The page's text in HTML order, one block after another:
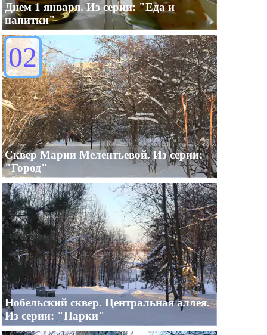
Днем 1 января. Из серии: "Еда и
напитки"
02
Сквер Марии Мелентьевой. Из серии:
"Город"
Нобельский сквер. Центральная аллея.
Из серии: "Парки"